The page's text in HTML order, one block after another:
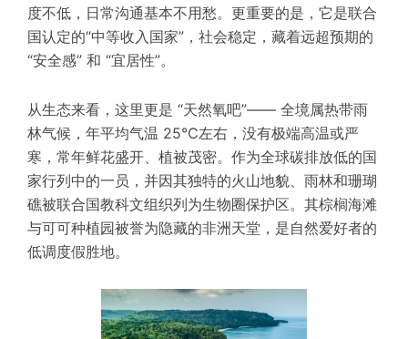
度不低，日常沟通基本不用愁。更重要的是，它是联合
国认定的“中等收入国家”，社会稳定，藏着远超预期的
“安全感” 和 “宜居性”。
从生态来看，这里更是 “天然氧吧”—— 全境属热带雨
林气候，年平均气温 25℃左右，没有极端高温或严
寒，常年鲜花盛开、植被茂密。作为全球碳排放低的国
家行列中的一员，并因其独特的火山地貌、雨林和珊瑚
礁被联合国教科文组织列为生物圈保护区。其棕榈海滩
与可可种植园被誉为隐藏的非洲天堂，是自然爱好者的
低调度假胜地。